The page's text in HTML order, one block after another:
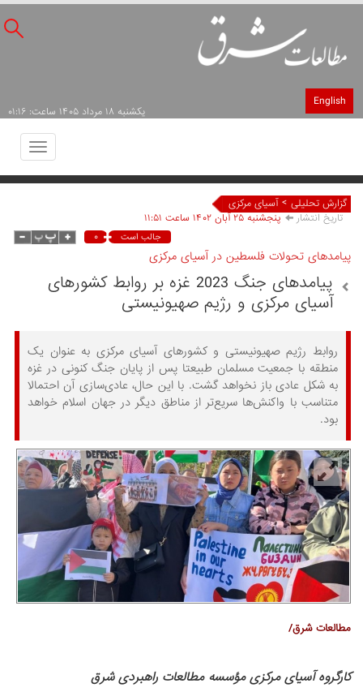
English
يکشنبه ۱۸ مرداد ۱۴۰۵ ساعت: ۰۱:۱۶
Toggle
گزارش تحلیلی > آسیای مرکزی
تاریخ انتشار
پنجشنبه ۲۵ آبان ۱۴۰۲ ساعت ۱۱:۵۱
جالب است ۰
پیامدهای تحولات فلسطین در آسیای مرکزی
پیامدهای جنگ 2023 غزه بر روابط کشورهای
آسیای مرکزی و رژیم صهیونیستی
روابط رژیم صهیونیستی و کشورهای آسیای مرکزی به عنوان یک
منطقه با جمعیت مسلمان طبیعتا پس از پایان جنگ کنونی در غزه
به شکل عادی باز نخواهد گشت. با این حال، عادی‌سازی آن احتمالا
متناسب با واکنش‌ها سریع‌تر از مناطق دیگر در جهان اسلام خواهد
بود.
مطالعات شرق/
کارگروه آسیای مرکزی مؤسسه مطالعات راهبردی شرق